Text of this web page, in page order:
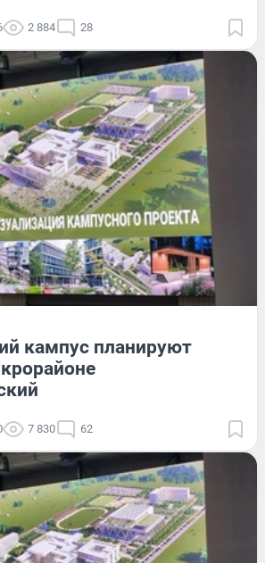
2 884 28
кампус планируют
7 830 62